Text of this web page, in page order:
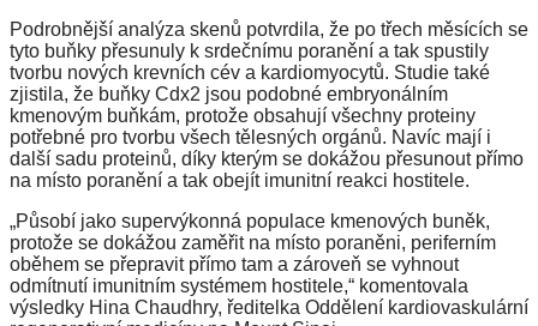
Podrobnější analýza skenů potvrdila, že po třech měsících se
tyto buňky přesunuly k srdečnímu poranění a tak spustily
tvorbu nových krevních cév a kardiomyocytů. Studie také
zjistila, že buňky Cdx2 jsou podobné embryonálním
kmenovým buňkám, protože obsahují všechny proteiny
potřebné pro tvorbu všech tělesných orgánů. Navíc mají i
další sadu proteinů, díky kterým se dokážou přesunout přímo
na místo poranění a tak obejít imunitní reakci hostitele.
„Působí jako supervýkonná populace kmenových buněk,
protože se dokážou zaměřit na místo poraněni, periferním
oběhem se přepravit přímo tam a zároveň se vyhnout
odmítnutí imunitním systémem hostitele,“ komentovala
výsledky Hina Chaudhry, ředitelka Oddělení kardiovaskulární